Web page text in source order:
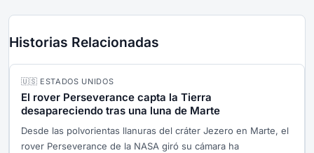
Historias Relacionadas
🇺🇸 ESTADOS UNIDOS
El rover Perseverance capta la Tierra
desapareciendo tras una luna de Marte
Desde las polvorientas llanuras del cráter Jezero en Marte, el
rover Perseverance de la NASA giró su cámara ha